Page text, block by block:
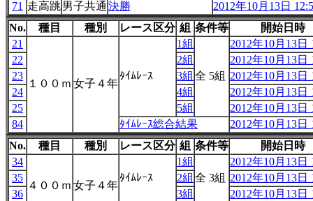
71 走高跳男子共通 決勝
2012年10月13日
No.
種目 種別 レース区分 組 条件等
開始日時
21
１００ｍ 女子４年
ﾀｲﾑﾚｰｽ
1組
全 5組
2012年10月13日
22
2組
2012年10月13日
23
3組
2012年10月13日
24
4組
2012年10月13日
25
5組
2012年10月13日
84
ﾀｲﾑﾚｰｽ総合結果
2012年10月13日
No.
種目 種別 レース区分 組 条件等
開始日時
34
４００ｍ 女子４年
ﾀｲﾑﾚｰｽ
1組
全 3組
2012年10月13日
35
2組
2012年10月13日
36
3組
2012年10月13日